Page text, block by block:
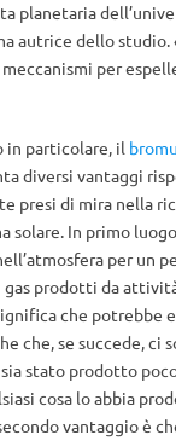
planetaria
autrice dello studio.
per
in particolare, il
diversi vantaggi
presi di mira nella
solare. In primo
per un
prodotti da
che potrebbe
che, se succede, ci
stato prodotto
cosa lo abbia
vantaggio è